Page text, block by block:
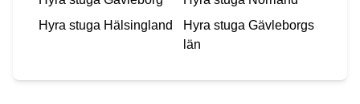
Hyra stuga Hälsingland Hyra stuga Gävleborgs
län